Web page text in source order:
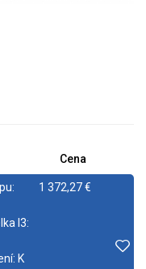
Cena
l3:
K
1 372,27 €